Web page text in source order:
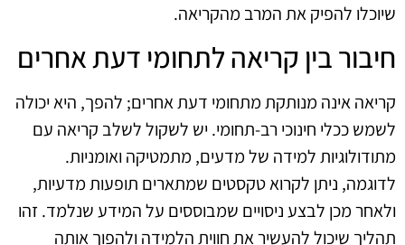
שיוכלו להפיק את המרב מהקריאה.
חיבור בין קריאה לתחומי דעת אחרים
קריאה אינה מנותקת מתחומי דעת אחרים; להפך, היא יכולה
לשמש ככלי חינוכי רב-תחומי. יש לשקול לשלב קריאה עם
מתודולוגיות למידה של מדעים, מתמטיקה ואומניות.
לדוגמה, ניתן לקרוא טקסטים שמתארים תופעות מדעיות,
ולאחר מכן לבצע ניסויים שמבוססים על המידע שנלמד. זהו
תהליך שיכול להעשיר את חווית הלמידה ולהפוך אותה